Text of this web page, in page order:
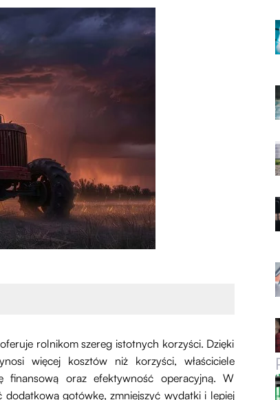
rolnikom szereg istotnych korzyści. Dzięki
więcej kosztów niż korzyści, właściciele
finansową oraz efektywność operacyjną. W
gotówkę, zmniejszyć wydatki i lepiej